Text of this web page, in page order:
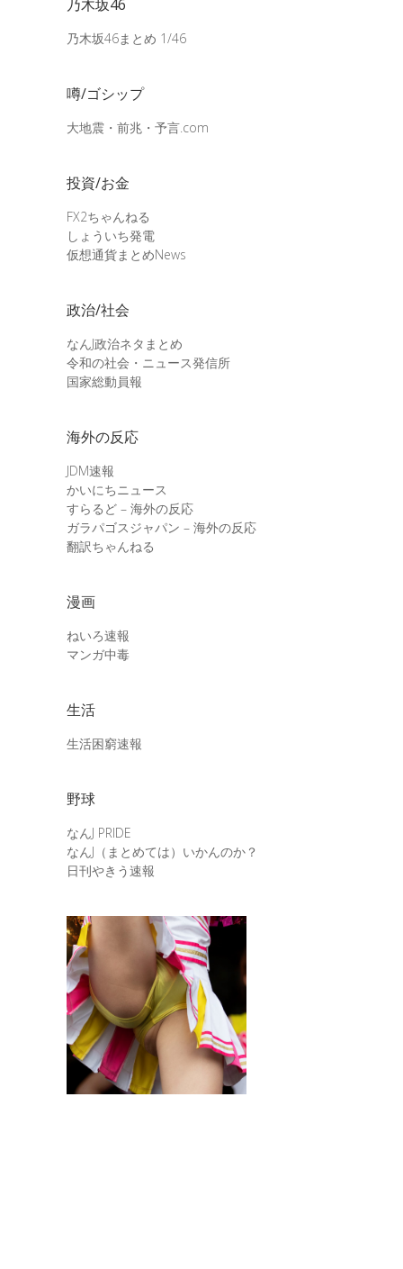
乃木坂46
乃木坂46まとめ 1/46
噂/ゴシップ
大地震・前兆・予言.com
投資/お金
FX2ちゃんねる
しょういち発電
仮想通貨まとめNews
政治/社会
なんJ政治ネタまとめ
令和の社会・ニュース発信所
国家総動員報
海外の反応
JDM速報
かいにちニュース
すらるど – 海外の反応
ガラパゴスジャパン – 海外の反応
翻訳ちゃんねる
漫画
ねいろ速報
マンガ中毒
生活
生活困窮速報
野球
なんJ PRIDE
なんJ（まとめては）いかんのか？
日刊やきう速報